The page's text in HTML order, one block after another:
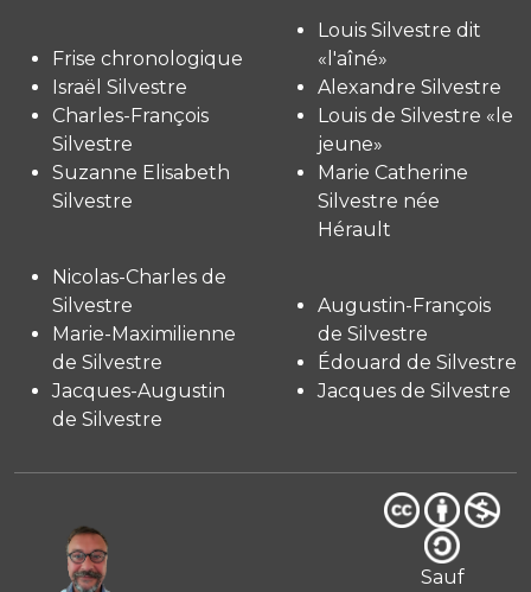
Frise chronologique
Israël Silvestre
Charles-François
Silvestre
Suzanne Elisabeth
Silvestre
Louis Silvestre dit
«l'aîné»
Alexandre Silvestre
Louis de Silvestre «le
jeune»
Marie Catherine
Silvestre née
Hérault
Nicolas-Charles de
Silvestre
Marie-Maximilienne
de Silvestre
Jacques-Augustin
de Silvestre
Augustin-François
de Silvestre
Édouard de Silvestre
Jacques de Silvestre
Sauf